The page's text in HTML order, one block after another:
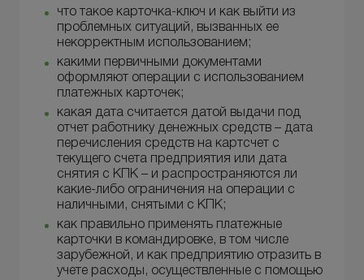
что такое карточка-ключ и как выйти из
проблемных ситуаций, вызванных ее
некорректным использованием;
какими первичными документами
оформляют операции с использованием
платежных карточек;
какая дата считается датой выдачи под
отчет работнику денежных средств – дата
перечисления средств на картсчет с
текущего счета предприятия или дата
снятия с КПК – и распространяются ли
какие-либо ограничения на операции с
наличными, снятыми с КПК;
как правильно применять платежные
карточки в командировке, в том числе
зарубежной, и как предприятию отразить в
учете расходы, осуществленные с помощью